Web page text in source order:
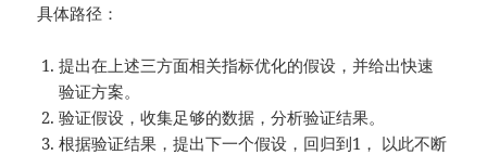
具体路径：
提出在上述三方面相关指标优化的假设，并给出快速
验证方案。
验证假设，收集足够的数据，分析验证结果。
根据验证结果，提出下一个假设，回归到1， 以此不断